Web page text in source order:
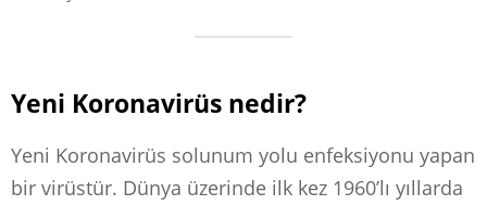
Yeni Koronavirüs nedir?
Yeni Koronavirüs solunum yolu enfeksiyonu yapan
bir virüstür. Dünya üzerinde ilk kez 1960’lı yıllarda